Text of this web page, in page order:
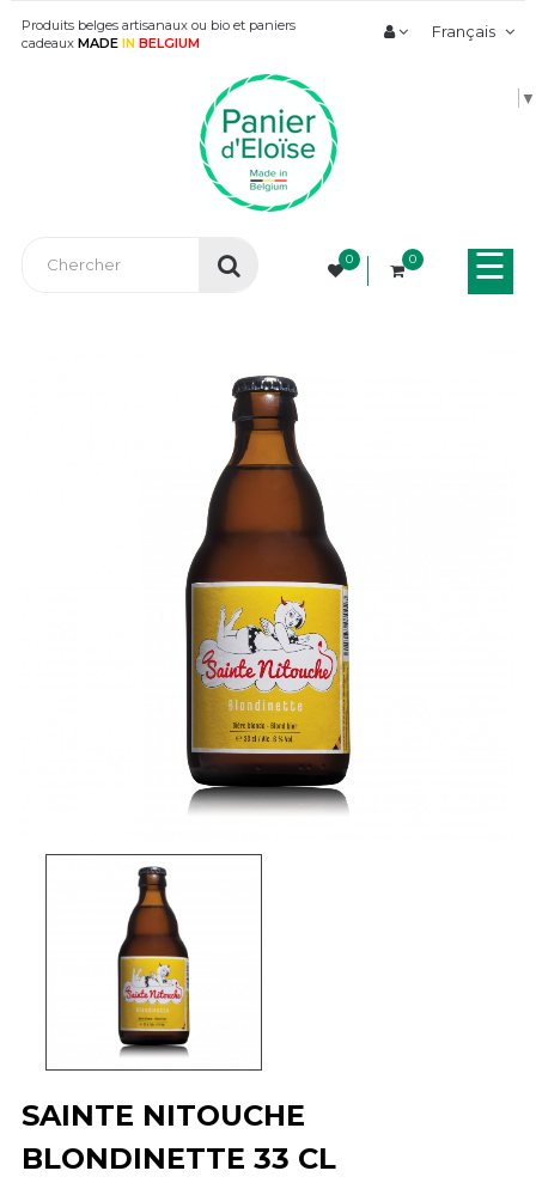
Produits belges artisanaux ou bio et paniers
cadeaux MADE IN BELGIUM
Français
▼
0 0
la
☰
SAINTE NITOUCHE
BLONDINETTE 33 CL